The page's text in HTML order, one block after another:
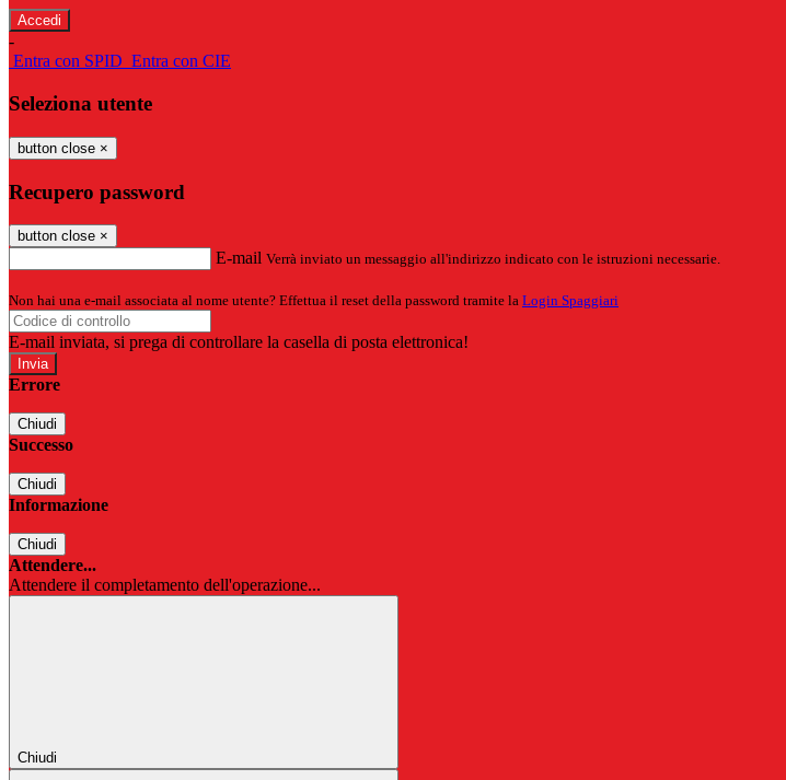
-
Entra con SPID Entra con CIE
Seleziona utente
button close ×
Recupero password
button close ×
E-mail Verrà inviato un messaggio all'indirizzo indicato con le istruzioni necessarie.
Non hai una e-mail associata al nome utente? Effettua il reset della password tramite la Login Spaggiari
E-mail inviata, si prega di controllare la casella di posta elettronica!
Errore
Chiudi
Successo
Chiudi
Informazione
Chiudi
Attendere...
Attendere il completamento dell'operazione...
Chiudi